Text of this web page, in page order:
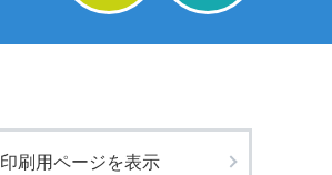
印刷用ページを表示